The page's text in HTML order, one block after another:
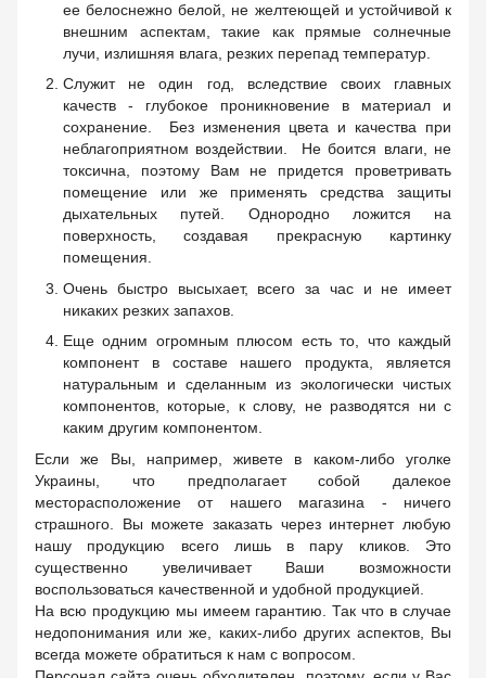
ее белоснежно белой, не желтеющей и устойчивой к
внешним аспектам, такие как прямые солнечные
лучи, излишняя влага, резких перепад температур.
Служит не один год, вследствие своих главных
качеств - глубокое проникновение в материал и
сохранение. Без изменения цвета и качества при
неблагоприятном воздействии. Не боится влаги, не
токсична, поэтому Вам не придется проветривать
помещение или же применять средства защиты
дыхательных путей. Однородно ложится на
поверхность, создавая прекрасную картинку
помещения.
Очень быстро высыхает, всего за час и не имеет
никаких резких запахов.
Еще одним огромным плюсом есть то, что каждый
компонент в составе нашего продукта, является
натуральным и сделанным из экологически чистых
компонентов, которые, к слову, не разводятся ни с
каким другим компонентом.
Если же Вы, например, живете в каком-либо уголке
Украины, что предполагает собой далекое
месторасположение от нашего магазина - ничего
страшного. Вы можете заказать через интернет любую
нашу продукцию всего лишь в пару кликов. Это
существенно увеличивает Ваши возможности
воспользоваться качественной и удобной продукцией.
На всю продукцию мы имеем гарантию. Так что в случае
недопонимания или же, каких-либо других аспектов, Вы
всегда можете обратиться к нам с вопросом.